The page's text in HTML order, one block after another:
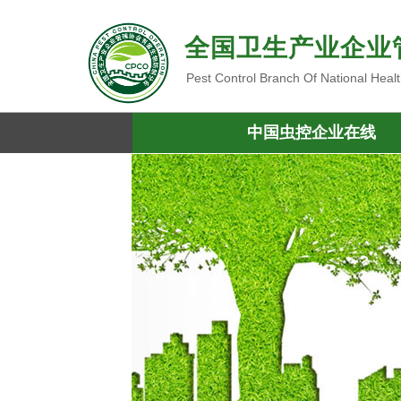
全国卫生产业企
Pest Control Branch Of National
中国虫控企业在线